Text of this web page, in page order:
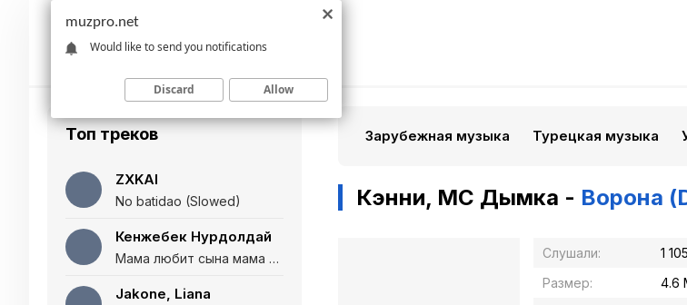
Топ треков
ZXKAI
No batidao (Slowed)
Кенжебек Нурдолдай
Мама любит сына мама любит дочь (Полная версия)
Jakone, Liana
Зарубежная музыка Турецкая музыка
Кэнни, МС Дымка - Ворона
Слушали:
1 105
Размер:
4.6
muzpro.net
Would like to send you notifications
Discard Allow